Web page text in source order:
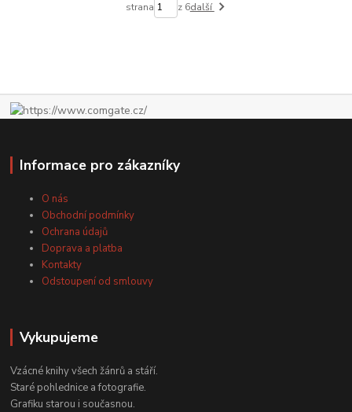
strana z 6další
Informace pro zákazníky
O nás
Obchodní podmínky
Ochrana údajů
Doprava a platba
Kontakty
Odstoupení od smlouvy
Vykupujeme
Vzácné knihy všech žánrů a stáří.
Staré pohlednice a fotografie.
Grafiku starou i současnou.